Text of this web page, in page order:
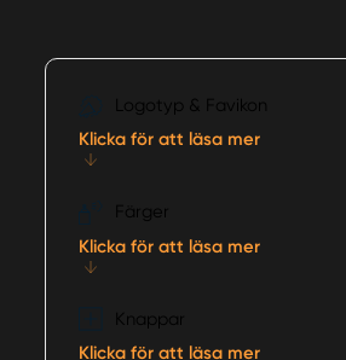
Logotyp & Favikon
Klicka för att läsa mer
Färger
Klicka för att läsa mer
Knappar
Klicka för att läsa mer